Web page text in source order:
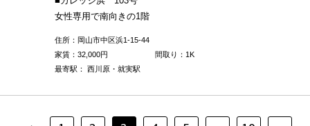
女性専用で南向きの1階
住所：岡山市中区浜1-15-44
家賃： 32,000円
間取り：1K
最寄駅： 西川原・就実駅